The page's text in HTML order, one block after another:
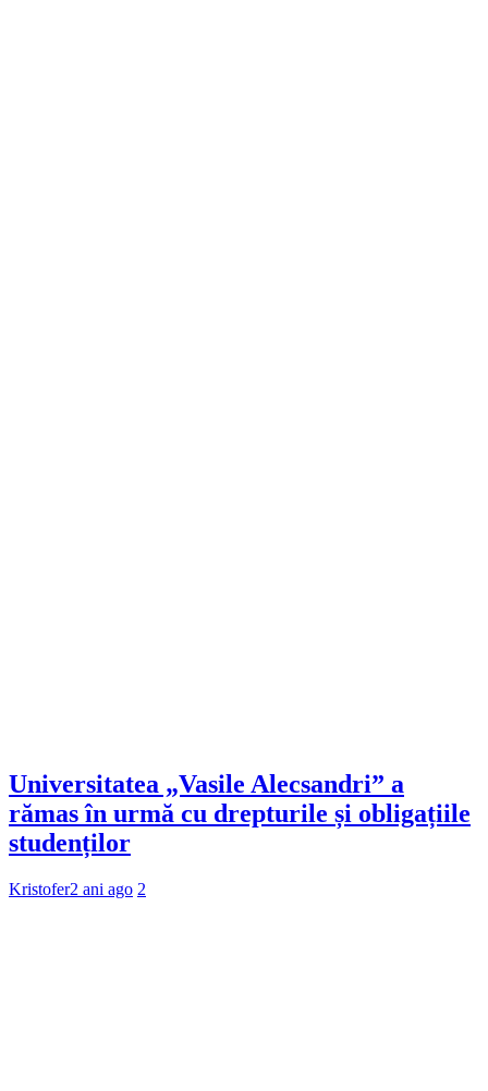
Universitatea „Vasile Alecsandri” a
rămas în urmă cu drepturile și obligațiile
studenților
Kristofer2 ani ago 2